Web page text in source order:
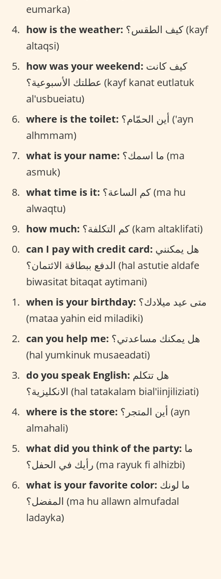
eumarka)
how is the weather:
altaqsi)
how was your weekend:
عطلتك الأسبوعية؟ (kayf kanat eutlatuk
al'usbueiatu)
where is the toilet:
alhmmam)
what is your name:
asmuk)
what time is it:
alwaqtu)
how much:
كم التكلفة؟ (kam altaklifati)
can I pay with credit card:
الدفع ببطاقة الائتمان؟ (hal astutie aldafe
biwasitat bitaqat aytimani)
when is your birthday:
(mataa yahin eid miladiki)
can you help me:
(hal yumkinuk musaeadati)
do you speak English:
الانكليزية؟ (hal tatakalam bial'iinjiliziati)
where is the store:
almahali)
what did you think of the party:
رأيك في الحفل؟ (ma rayuk fi alhizbi)
what is your favorite color:
المفضل؟ (ma hu allawn almufadal
ladayka)